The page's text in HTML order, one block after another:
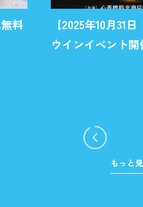
料
【2025年10月31
ウインイベント開
もっと